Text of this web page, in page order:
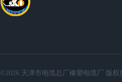
©2026 天津市电缆总厂橡塑电缆厂 版权